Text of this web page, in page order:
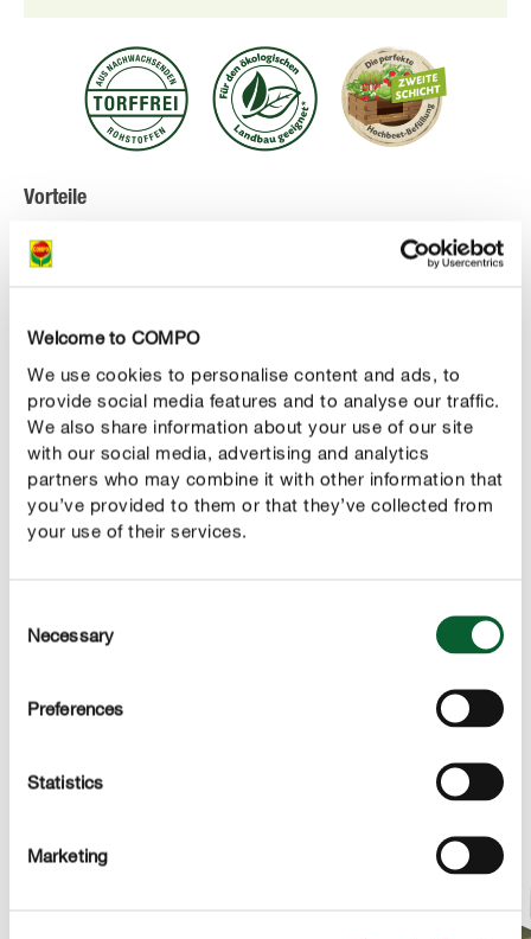
Welcome to COMPO
We use cookies to personalise content and ads, to
provide social media features and to analyse our traffic.
We also share information about your use of our site
with our social media, advertising and analytics
partners who may combine it with other information that
you’ve provided to them or that they’ve collected from
your use of their services.
Selection
Necessary
Preferences
Statistics
Marketing
Vorteile
die perfekte zweite Schicht für Ihr Hochbeet
sorgt für eine gute Versorgung mit organischen
Nährstoffen
Folie besteht aus > 80 % PCR-Kunststoffrezyklat mit
Blauem Engel